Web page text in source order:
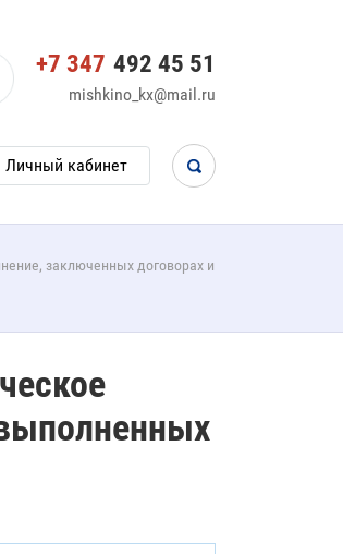
+7 347 492 45 51
mishkino_kx@mail.ru
Личный кабинет
заключенных договорах и